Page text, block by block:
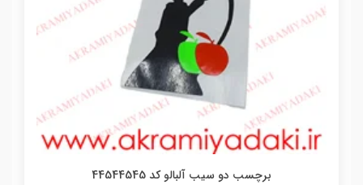
برچسب دو سیب آلبالو کد 44544545